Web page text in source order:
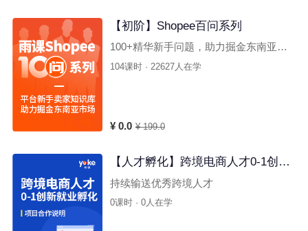
【初阶】Shopee百问系列
100+精华新手问题，助力掘金东南亚蓝
海！
104课时 · 22627人在学
¥ 0.0 ¥ 199.0
【人才孵化】跨境电商人才0-1创新
就业孵化
持续输送优秀跨境人才
0课时 · 0人在学